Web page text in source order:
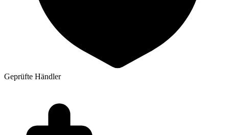
Geprüfte Händler